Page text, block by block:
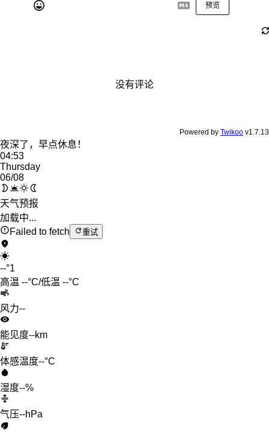
预览
没有评论
Powered by Twikoo v1.7.13
夜深了，早点休息！
04:53
Thursday
06/08
天气预报
加载中...
Failed to fetch
重试
--°1
高温 --°C/低温 --°C
风力--
能见度--km
体感温度--°C
湿度--%
气压--hPa